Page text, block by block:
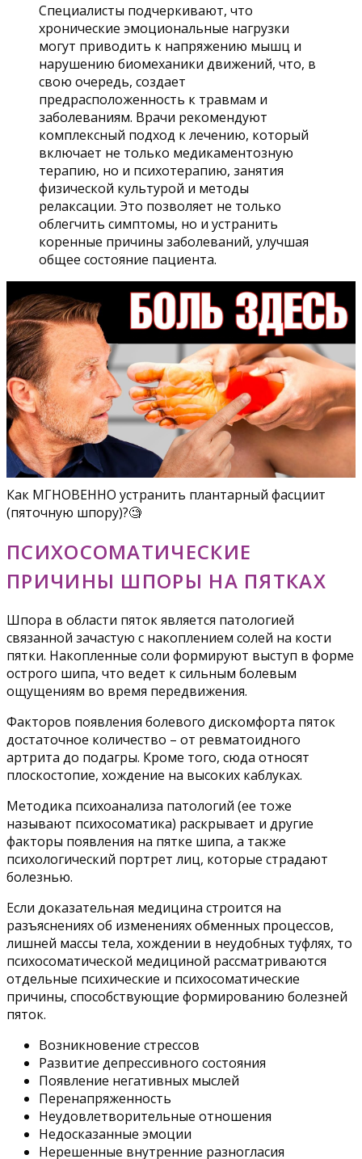
Специалисты подчеркивают, что
хронические эмоциональные нагрузки
могут приводить к напряжению мышц и
нарушению биомеханики движений, что, в
свою очередь, создает
предрасположенность к травмам и
заболеваниям. Врачи рекомендуют
комплексный подход к лечению, который
включает не только медикаментозную
терапию, но и психотерапию, занятия
физической культурой и методы
релаксации. Это позволяет не только
облегчить симптомы, но и устранить
коренные причины заболеваний, улучшая
общее состояние пациента.
Как МГНОВЕННО устранить плантарный фасциит
(пяточную шпору)?🧐
ПСИХОСОМАТИЧЕСКИЕ
ПРИЧИНЫ ШПОРЫ НА ПЯТКАХ
Шпора в области пяток является патологией
связанной зачастую с накоплением солей на кости
пятки. Накопленные соли формируют выступ в форме
острого шипа, что ведет к сильным болевым
ощущениям во время передвижения.
Факторов появления болевого дискомфорта пяток
достаточное количество – от ревматоидного
артрита до подагры. Кроме того, сюда относят
плоскостопие, хождение на высоких каблуках.
Методика психоанализа патологий (ее тоже
называют психосоматика) раскрывает и другие
факторы появления на пятке шипа, а также
психологический портрет лиц, которые страдают
болезнью.
Если доказательная медицина строится на
разъяснениях об изменениях обменных процессов,
лишней массы тела, хождении в неудобных туфлях, то
психосоматической медициной рассматриваются
отдельные психические и психосоматические
причины, способствующие формированию болезней
пяток.
Возникновение стрессов
Развитие депрессивного состояния
Появление негативных мыслей
Перенапряженность
Неудовлетворительные отношения
Недосказанные эмоции
Нерешенные внутренние разногласия